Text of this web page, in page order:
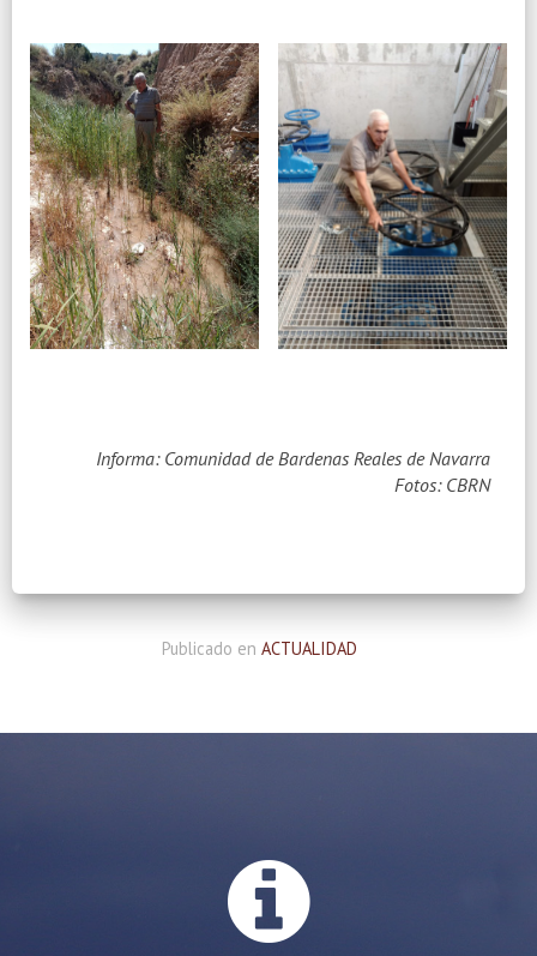
Informa: Comunidad de Bardenas Reales de Navarra
Fotos: CBRN
Publicado enACTUALIDAD